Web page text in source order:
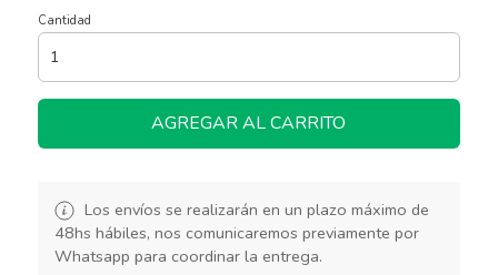
Cantidad
AGREGAR AL CARRITO
Los envíos se realizarán en un plazo máximo de
48hs hábiles, nos comunicaremos previamente por
Whatsapp para coordinar la entrega.